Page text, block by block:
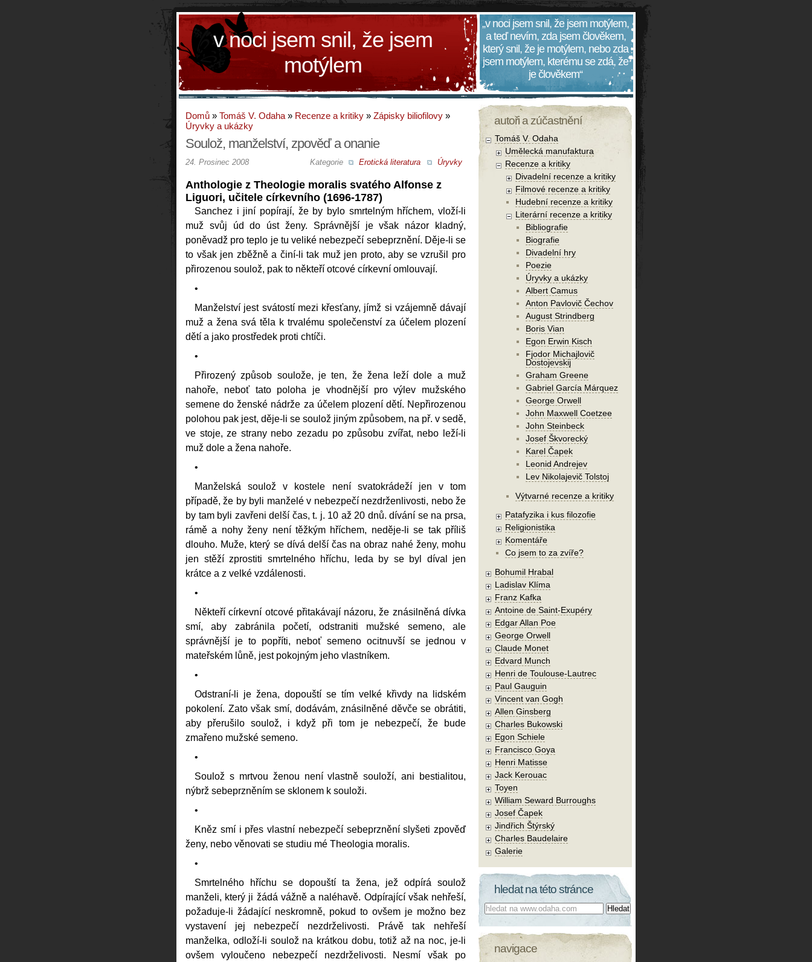
v noci jsem snil, že jsem
motýlem
„v noci jsem snil, že jsem motýlem,
a teď nevím, zda jsem člověkem,
který snil, že je motýlem, nebo zda
jsem motýlem, kterému se zdá, že
je člověkem“
Domů » Tomáš V. Odaha » Recenze a kritiky » Zápisky biliofilovy »
Úryvky a ukázky
Soulož, manželství, zpověď a onanie
Kategorie Erotická literatura Úryvky
24. Prosinec 2008
Anthologie z Theologie moralis svatého Alfonse z
Liguori, učitele církevního (1696-1787)
Sanchez i jiní popírají, že by bylo smrtelným hříchem, vloží-li
muž svůj úd do úst ženy. Správnější je však názor kladný,
poněvadž pro teplo je tu veliké nebezpečí sebeprznění. Děje-li se
to však jen zběžně a činí-li tak muž jen proto, aby se vzrušil pro
přirozenou soulož, pak to někteří otcové církevní omlouvají.
•
Manželství jest svátostí mezi křesťany, jímž si vzájemně dávají
muž a žena svá těla k trvalému společenství za účelem plození
dětí a jako prostředek proti chtíči.
•
Přirozený způsob soulože, je ten, že žena leží dole a muž
nahoře, neboť tato poloha je vhodnější pro výlev mužského
semene do ženské nádrže za účelem plození dětí. Nepřirozenou
polohou pak jest, děje-li se soulož jiným způsobem, na př. v sedě,
ve stoje, ze strany nebo zezadu po způsobu zvířat, nebo leží-li
muž dole a žena nahoře.
•
Manželská soulož v kostele není svatokrádeží jen v tom
případě, že by byli manželé v nebezpečí nezdrženlivosti, nebo že
by tam byli zavřeni delší čas, t. j. 10 až 20 dnů. dívání se na prsa,
rámě a nohy ženy není těžkým hříchem, neděje-li se tak příliš
dlouho. Muže, který se dívá delší čas na obraz nahé ženy, mohu
jen stěží zprostiti smrtelného hříchu, leda by se byl díval jen
krátce a z velké vzdálenosti.
•
Někteří církevní otcové přitakávají názoru, že znásilněná dívka
smí, aby zabránila početí, odstraniti mužské semeno, ale
správnější je to popříti, neboť semeno ocitnuvší se jednou v
mateřském lůně, jest pokojným jeho vlastníkem.
•
Odstraní-li je žena, dopouští se tím velké křivdy na lidském
pokolení. Zato však smí, dodávám, znásilněné děvče se obrátiti,
aby přerušilo soulož, i když při tom je nebezpečí, že bude
zmařeno mužské semeno.
•
Soulož s mrtvou ženou není vlastně souloží, ani bestialitou,
nýbrž sebeprzněním se sklonem k souloži.
•
Kněz smí i přes vlastní nebezpečí sebeprznění slyšeti zpověď
ženy, nebo věnovati se studiu mé Theologia moralis.
•
Smrtelného hříchu se dopouští ta žena, jež odpírá soulož
manželi, který ji žádá vážně a naléhavě. Odpírající však nehřeší,
požaduje-li žádající neskromně, pokud to ovšem je možno bez
vystavení jej nebezpečí nezdrželivosti. Právě tak nehřeší
manželka, odloží-li soulož na krátkou dobu, totiž až na noc, je-li
ovšem vyloučeno nebezpečí nezdrželivosti. Nesmí však po
autoři a zúčastnění
Tomáš V. Odaha
Umělecká manufaktura
Recenze a kritiky
Divadelní recenze a kritiky
Filmové recenze a kritiky
Hudební recenze a kritiky
Literární recenze a kritiky
Bibliografie
Biografie
Divadelní hry
Poezie
Úryvky a ukázky
Albert Camus
Anton Pavlovič Čechov
August Strindberg
Boris Vian
Egon Erwin Kisch
Fjodor Michajlovič
Dostojevskij
Graham Greene
Gabriel García Márquez
George Orwell
John Maxwell Coetzee
John Steinbeck
Josef Škvorecký
Karel Čapek
Leonid Andrejev
Lev Nikolajevič Tolstoj
Výtvarné recenze a kritiky
Patafyzika i kus filozofie
Religionistika
Komentáře
Co jsem to za zvíře?
Bohumil Hrabal
Ladislav Klíma
Franz Kafka
Antoine de Saint-Exupéry
Edgar Allan Poe
George Orwell
Claude Monet
Edvard Munch
Henri de Toulouse-Lautrec
Paul Gauguin
Vincent van Gogh
Allen Ginsberg
Charles Bukowski
Egon Schiele
Francisco Goya
Henri Matisse
Jack Kerouac
Toyen
William Seward Burroughs
Josef Čapek
Jindřich Štýrský
Charles Baudelaire
Galerie
hledat na této stránce
Co hledat:
navigace